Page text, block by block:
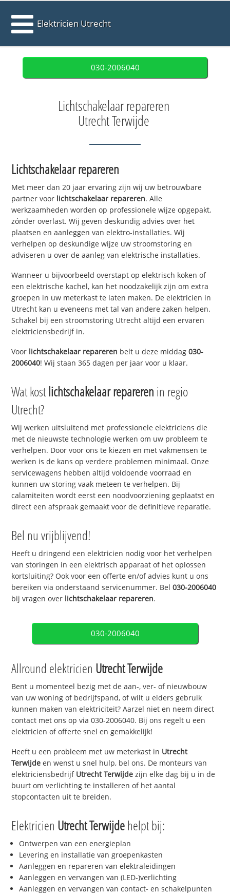
Elektricien Utrecht
030-2006040
Lichtschakelaar repareren
Utrecht Terwijde
Lichtschakelaar repareren
Met meer dan 20 jaar ervaring zijn wij uw betrouwbare
partner voor lichtschakelaar repareren. Alle
werkzaamheden worden op professionele wijze opgepakt,
zónder overlast. Wij geven deskundig advies over het
plaatsen en aanleggen van elektro-installaties. Wij
verhelpen op deskundige wijze uw stroomstoring en
adviseren u over de aanleg van elektrische installaties.
Wanneer u bijvoorbeeld overstapt op elektrisch koken of
een elektrische kachel, kan het noodzakelijk zijn om extra
groepen in uw meterkast te laten maken. De elektricien in
Utrecht kan u eveneens met tal van andere zaken helpen.
Schakel bij een stroomstoring Utrecht altijd een ervaren
elektriciensbedrijf in.
Voor lichtschakelaar repareren belt u deze middag030-
2006040! Wij staan 365 dagen per jaar voor u klaar.
Wat kostlichtschakelaar repareren in regio
Utrecht?
Wij werken uitsluitend met professionele elektriciens die
met de nieuwste technologie werken om uw probleem te
verhelpen. Door voor ons te kiezen en met vakmensen te
werken is de kans op verdere problemen minimaal. Onze
servicewagens hebben altijd voldoende voorraad en
kunnen uw storing vaak meteen te verhelpen. Bij
calamiteiten wordt eerst een noodvoorziening geplaatst en
direct een afspraak gemaakt voor de definitieve reparatie.
Bel nu vrijblijvend!
Heeft u dringend een elektricien nodig voor het verhelpen
van storingen in een elektrisch apparaat of het oplossen
kortsluiting? Ook voor een offerte en/of advies kunt u ons
bereiken via onderstaand servicenummer. Bel030-2006040
bij vragen over lichtschakelaar repareren.
030-2006040
Allround elektricien Utrecht Terwijde
Bent u momenteel bezig met de aan-, ver- of nieuwbouw
van uw woning of bedrijfspand, of wilt u elders gebruik
kunnen maken van elektriciteit? Aarzel niet en neem direct
contact met ons op via 030-2006040. Bij ons regelt u een
elektricien of offerte snel en gemakkelijk!
Heeft u een probleem met uw meterkast in Utrecht
Terwijde en wenst u snel hulp, bel ons. De monteurs van
elektriciensbedrijf Utrecht Terwijde zijn elke dag bij u in de
buurt om verlichting te installeren of het aantal
stopcontacten uit te breiden.
Elektricien Utrecht Terwijdehelpt bij:
Ontwerpen van een energieplan
Levering en installatie van groepenkasten
Aanleggen en repareren van elektraleidingen
Aanleggen en vervangen van (LED-)verlichting
Aanleggen en vervangen van contact- en schakelpunten